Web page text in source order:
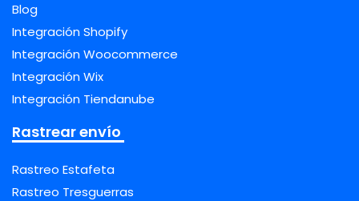
Blog
Integración Shopify
Integración Woocommerce
Integración Wix
Integración Tiendanube
Rastrear envío
Rastreo Estafeta
Rastreo Tresguerras